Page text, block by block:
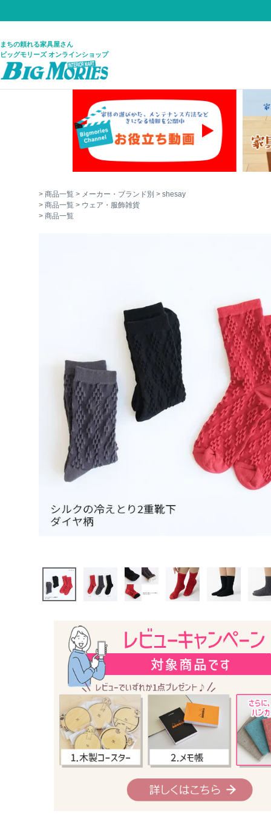
まちの頼れる家具屋さん
ビッグモリーズ オンラインショップ
商品一覧 メーカー・ブランド別
shesay
商品一覧
ウェア・服飾雑貨
商品一覧